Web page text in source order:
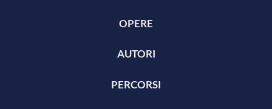
OPERE
AUTORI
PERCORSI